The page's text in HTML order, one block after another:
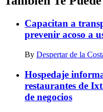
Capacitan a
prevenir acoso a
By Despertar de la
Hospedaje
restaurantes de
de negocios